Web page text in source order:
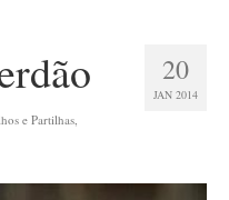
20
JAN 2014
e Partilhas,